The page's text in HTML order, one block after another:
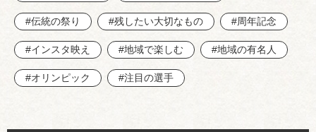
#伝統の祭り #残したい大切なもの #周年記念
#インスタ映え #地域で楽しむ #地域の有名人
#オリンピック #注目の選手